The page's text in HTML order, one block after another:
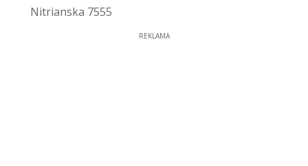
Nitrianska 7555
REKLAMA